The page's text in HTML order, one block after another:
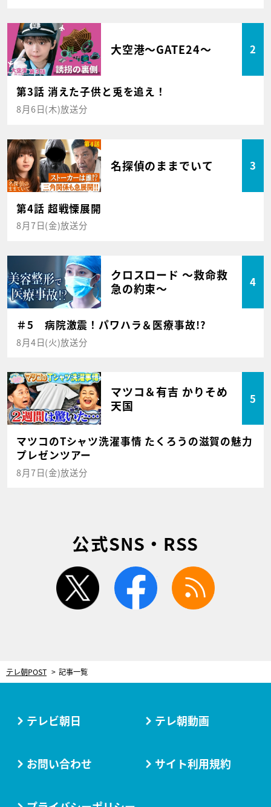
大空港～GATE24～ 2
第3話 消えた子供と兎を追え！
8月6日(木)放送分
名探偵のままでいて 3
第4話 超戦慄展開
8月7日(金)放送分
クロスロード ～救命救
急の約束～
4
＃5 病院激震！パワハラ＆医療事故!?
8月4日(火)放送分
マツコ＆有吉 かりそめ
天国
5
マツコのTシャツ洗濯事情 たくろうの滋賀の魅力
プレゼンツアー
8月7日(金)放送分
公式SNS・RSS
twitter facebook
テレ朝POST 記事一覧
テレビ朝日 テレ朝動画
お問い合わせ サイト利用規約